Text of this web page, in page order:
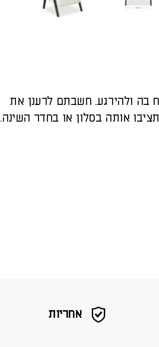
בה ולהירגע. חשבתם לרענן את
אותה בסלון או בחדר השינה.
אחריות